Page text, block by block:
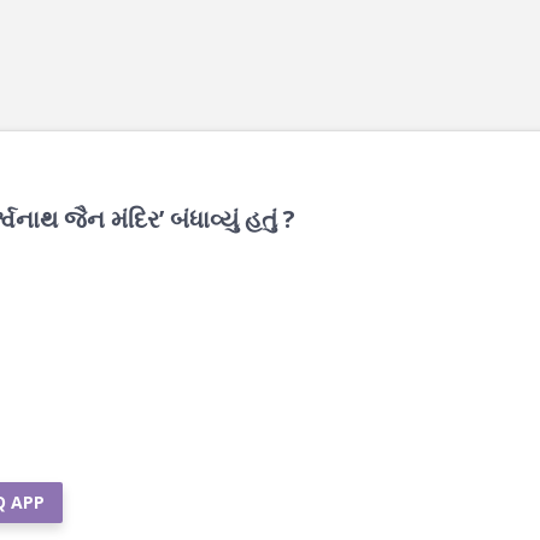
જૈન મંદિર’ બંધાવ્યું હતું ?
APP